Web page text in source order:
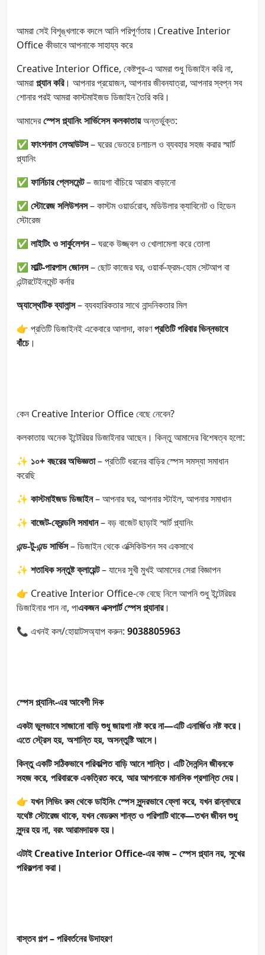
আমরা সেই বিশৃঙ্খলাকে বদলে আনি পরিপূর্ণতায়।Creative Interior
Office কীভাবে আপনাকে সাহায্য করে
Creative Interior Office, কেষ্টপুর-এ আমরা শুধু ডিজাইন করি না,
আমরাপ্ল্যান করি। আপনার প্রয়োজন, আপনার জীবনযাত্রা, আপনার স্বপ্ন সব
শোনার পরই আমরা কাস্টমাইজড ডিজাইন তৈরি করি।
আমাদেরস্পেস প্ল্যানিং সার্ভিসেস কলকাতায়অন্তর্ভুক্ত:
✅ ফাংশনাল লেআউটস– ঘরের ভেতরে চলাচল ও ব্যবহার সহজ করার স্মার্ট
প্ল্যানিং
✅ ফার্নিচার প্লেসমেন্ট– জায়গা বাঁচিয়ে আরাম বাড়ানো
✅ স্টোরেজ সলিউশনস– কাস্টম ওয়ার্ডরোব, মডিউলার ক্যাবিনেট ও হিডেন
স্টোরেজ
✅ লাইটিং ও সার্কুলেশন– ঘরকে উজ্জ্বল ও খোলামেলা করে তোলা
✅ মাল্টি-পারপাস জোনস– ছোট কাজের ঘর, ওয়ার্ক-ফ্রম-হোম সেটআপ বা
এন্টারটেইনমেন্ট কর্নার
অ্যাস্থেটিক ব্যালান্স– ব্যবহারিকতার সাথে নান্দনিকতার মিল
👉 প্রতিটি ডিজাইনই একেবারে আলাদা, কারণপ্রতিটি পরিবার ভিন্নভাবে
বাঁচে।
কেন Creative Interior Office বেছে নেবেন?
কলকাতায় অনেক ইন্টেরিয়র ডিজাইনার আছেন। কিন্তু আমাদের বিশেষত্ব হলো:
✨ ১০+ বছরের অভিজ্ঞতা– প্রতিটি ধরনের বাড়ির স্পেস সমস্যা সমাধান
করেছি
✨ কাস্টমাইজড ডিজাইন– আপনার ঘর, আপনার স্টাইল, আপনার সমাধান
✨ বাজেট-ফ্রেন্ডলি সমাধান– বড় বাজেট ছাড়াই স্মার্ট প্ল্যানিং
এন্ড-টু-এন্ড সার্ভিস– ডিজাইন থেকে এক্সিকিউশন সব একসাথে
✨ শতাধিক সন্তুষ্ট ক্লায়েন্ট– যাদের সুখী মুখই আমাদের সেরা বিজ্ঞাপন
👉 Creative Interior Office-কে বেছে নিলে আপনি শুধু ইন্টেরিয়র
ডিজাইনার পান না, পাএকজন এক্সপার্ট স্পেস প্ল্যানার।
📞 এখনই কল/হোয়াটসঅ্যাপ করুন: 9038805963
স্পেস প্ল্যানিং-এর আবেগী দিক
একটা ভুলভাবে সাজানো বাড়ি শুধু জায়গা নষ্ট করে না—এটি এনার্জিও নষ্ট করে।
এতে স্ট্রেস হয়, অশান্তি হয়, অসন্তুষ্টি আসে।
কিন্তু একটি সঠিকভাবে পরিকল্পিত বাড়ি আনে শান্তি। এটি দৈনন্দিন জীবনকে
সহজ করে, পরিবারকে একত্রিত করে, আর আপনাকে মানসিক প্রশান্তি দেয়।
👉 যখন লিভিং রুম থেকে ডাইনিং স্পেস সুন্দরভাবে ফ্লো করে, যখন রান্নাঘরে
যথেষ্ট স্টোরেজ থাকে, যখন বেডরুম শান্ত ও পরিপাটি থাকে—তখন জীবন শুধু
সুন্দর হয় না, বরং আরামদায়ক হয়।
এটাই Creative Interior Office-এর কাজ – স্পেস প্ল্যান নয়, সুখের
পরিকল্পনা করা।
বাস্তব গল্প – পরিবর্তনের উদাহরণ